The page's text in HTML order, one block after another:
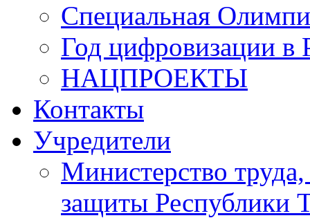
Специальная
Год цифровизации в
НАЦПРОЕКТЫ
Контакты
Учредители
Министерство
защиты Республики